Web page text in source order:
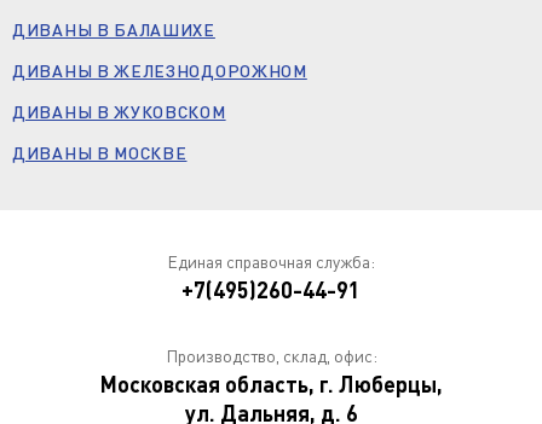
ДИВАНЫ В БАЛАШИХЕ
ДИВАНЫ В ЖЕЛЕЗНОДОРОЖНОМ
ДИВАНЫ В ЖУКОВСКОМ
ДИВАНЫ В МОСКВЕ
Единая справочная служба:
+7(495)260-44-91
Производство, склад, офис:
Московская область, г. Люберцы,
ул. Дальняя, д. 6